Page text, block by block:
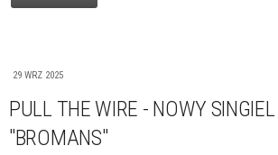
29 WRZ 2025
PULL THE WIRE - NOWY
"BROMANS"